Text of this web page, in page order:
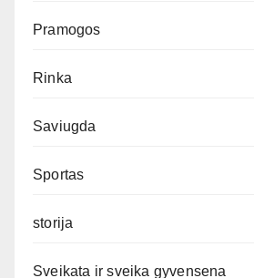
Pramogos
Rinka
Saviugda
Sportas
storija
Sveikata ir sveika gyvensena